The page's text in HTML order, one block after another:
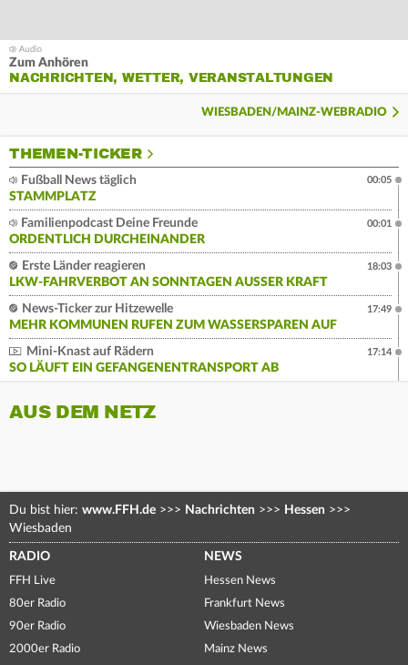
Zum Anhören
NACHRICHTEN, WETTER, VERANSTALTUNGEN
WIESBADEN/MAINZ-WEBRADIO
THEMEN-TICKER
Fußball News täglich
STAMMPLATZ
00:05
Familienpodcast Deine Freunde
ORDENTLICH DURCHEINANDER
00:01
Erste Länder reagieren
LKW-FAHRVERBOT AN SONNTAGEN AUSSER KRAFT
18:03
News-Ticker zur Hitzewelle
MEHR KOMMUNEN RUFEN ZUM WASSERSPAREN AUF
17:49
Mini-Knast auf Rädern
SO LÄUFT EIN GEFANGENENTRANSPORT AB
17:14
AUS DEM NETZ
Du bist hier: www.FFH.de >>> Nachrichten >>> Hessen >>>
Wiesbaden
RADIO
FFH Live
80er Radio
90er Radio
2000er Radio
NEWS
Hessen News
Frankfurt News
Wiesbaden News
Mainz News